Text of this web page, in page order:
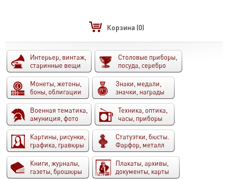
Корзина (0)
Интерьер, винтаж,
старинные вещи
Столовые приборы,
посуда, серебро
Монеты, жетоны,
боны, облигации
Знаки, медали,
значки, награды
Военная тематика,
амуниция, фото
Техника, оптика,
часы, приборы
Картины, рисунки,
графика, гравюры
Статуэтки, бюсты.
Фарфор, металл
Книги, журналы,
газеты, брошюры
Плакаты, архивы,
документы, карты